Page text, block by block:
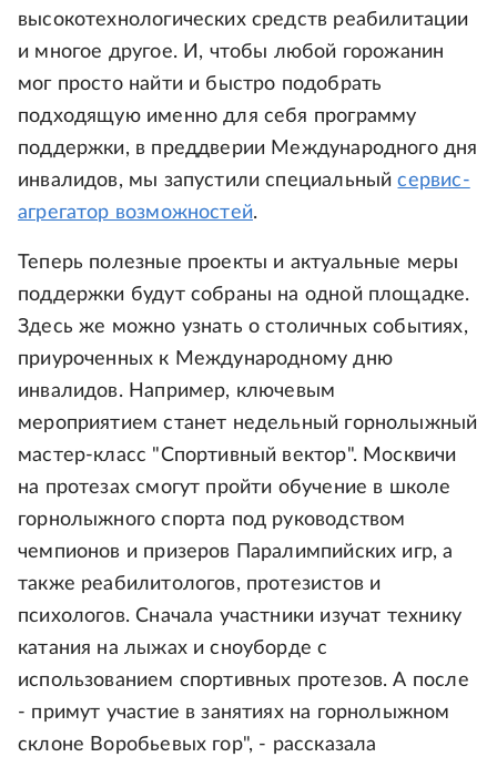
высокотехнологических средств реабилитации
и многое другое. И, чтобы любой горожанин
мог просто найти и быстро подобрать
подходящую именно для себя программу
поддержки, в преддверии Международного дня
инвалидов, мы запустили специальныйсервис-
агрегатор возможностей.
Теперь полезные проекты и актуальные меры
поддержки будут собраны на одной площадке.
Здесь же можно узнать о столичных событиях,
приуроченных к Международному дню
инвалидов. Например, ключевым
мероприятием станет недельный горнолыжный
мастер-класс "Спортивный вектор". Москвичи
на протезах смогут пройти обучение в школе
горнолыжного спорта под руководством
чемпионов и призеров Паралимпийских игр, а
также реабилитологов, протезистов и
психологов. Сначала участники изучат технику
катания на лыжах и сноуборде с
использованием спортивных протезов. А после
- примут участие в занятиях на горнолыжном
склоне Воробьевых гор", - рассказала